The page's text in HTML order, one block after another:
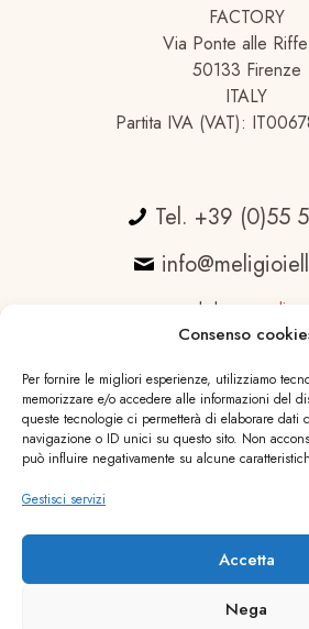
Consenso
Per fornire le migliori esperienze, utilizziamo
memorizzare e/o accedere alle informazioni del
queste tecnologie ci permetterà di elaborare dati
navigazione o ID unici su questo sito. Non
può influire negativamente su alcune
Gestisci servizi
Accetta
Nega
FACTORY
Via Ponte alle
50133 Firenze
ITALY
Partita IVA (VAT):
Tel. +39 (0)55
web by essedicom